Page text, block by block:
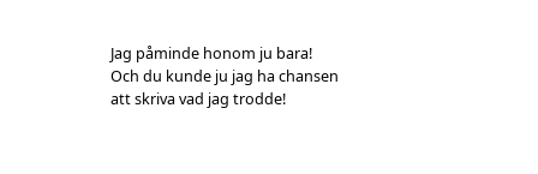
Jag påminde honom ju bara!
Och du kunde ju jag ha chansen
att skriva vad jag trodde!